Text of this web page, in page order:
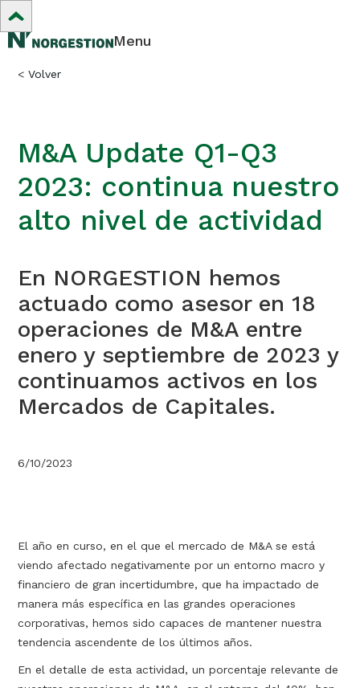
Menu
< Volver
M&A Update Q1-Q3
2023: continua nuestro
alto nivel de actividad
En NORGESTION hemos
actuado como asesor en 18
operaciones de M&A entre
enero y septiembre de 2023 y
continuamos activos en los
Mercados de Capitales.
6/10/2023
El año en curso, en el que el mercado de M&A se está
viendo afectado negativamente por un entorno macro y
financiero de gran incertidumbre, que ha impactado de
manera más específica en las grandes operaciones
corporativas, hemos sido capaces de mantener nuestra
tendencia ascendente de los últimos años.
En el detalle de esta actividad, un porcentaje relevante de